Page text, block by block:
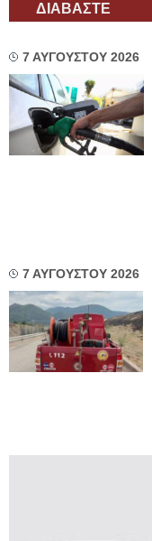
ΔΙΑΒΑΣΤΕ
7 ΑΥΓΟΥΣΤΟΥ 2026
7 ΑΥΓΟΥΣΤΟΥ 2026